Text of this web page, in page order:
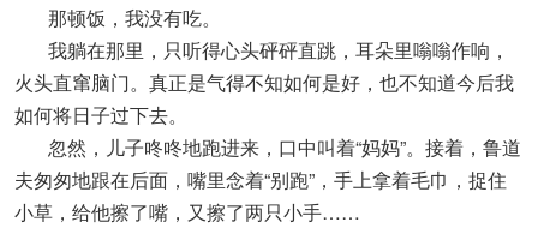
那顿饭，我没有吃。
我躺在那里，只听得心头砰砰直跳，耳朵里嗡嗡作响，
火头直窜脑门。真正是气得不知如何是好，也不知道今后我
如何将日子过下去。
忽然，儿子咚咚地跑进来，口中叫着“妈妈”。接着，鲁道
夫匆匆地跟在后面，嘴里念着“别跑”，手上拿着毛巾，捉住
小草，给他擦了嘴，又擦了两只小手……